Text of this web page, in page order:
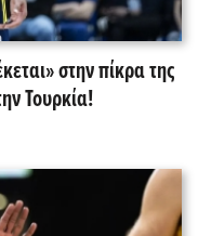
στην πίκρα της
Τουρκία!